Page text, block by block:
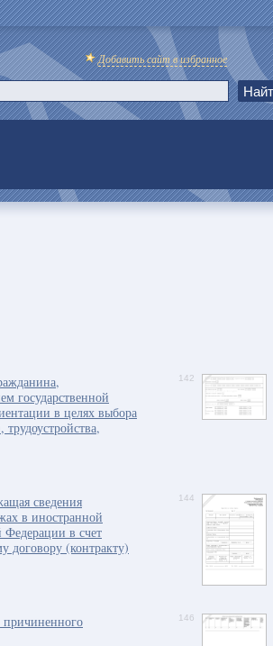
Добавить сайт в избранное
государственной
в целях выбора
142
сведения
в иностранной
Федерации в счет
договору (контракту)
144
причиненного
146